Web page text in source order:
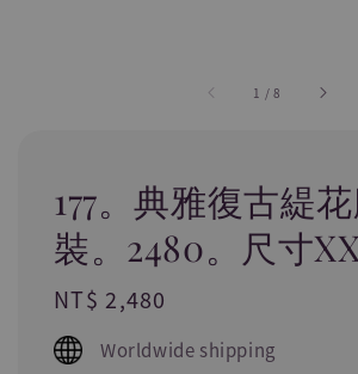
1 /8
177。典雅復古緹
裝。2480。尺寸
Regular
price
NT$ 2,480
Worldwide shipping